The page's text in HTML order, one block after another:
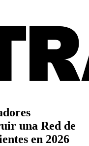
una Red de
en 2026